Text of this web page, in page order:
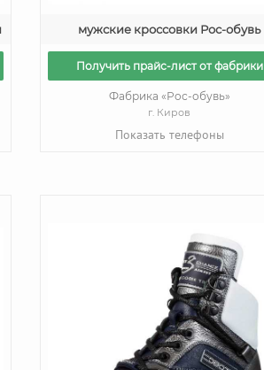
мужские кроссовки Рос-обувь
Получить прайс-лист от фабрики
Фабрика «Рос-обувь»
г. Киров
Показать телефоны